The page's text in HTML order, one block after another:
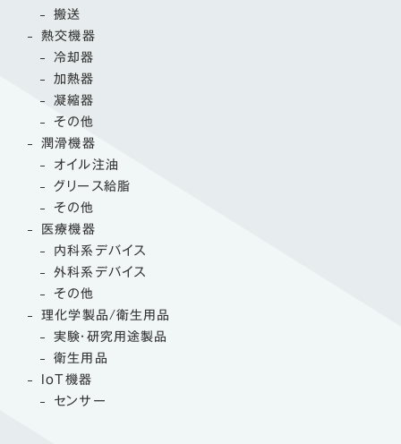
搬送
熱交機器
冷却器
加熱器
凝縮器
その他
潤滑機器
オイル注油
グリース給脂
その他
医療機器
内科系デバイス
外科系デバイス
その他
理化学製品/衛生用品
実験・研究用途製品
衛生用品
IoT機器
センサー